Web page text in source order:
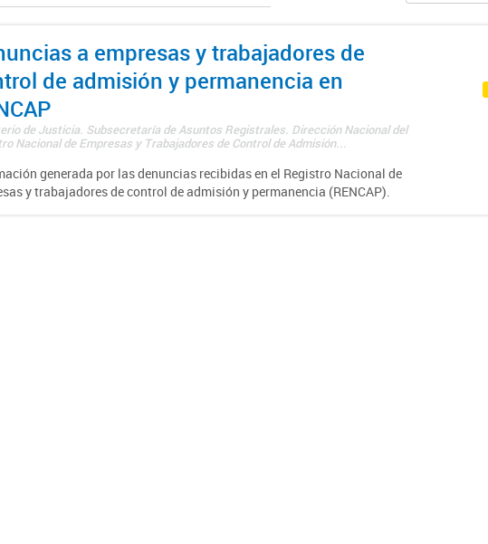
a empresas y trabajadores de
de admisión y permanencia en
de Justicia. Subsecretaría de Asuntos Registrales. Dirección Nacional del
Nacional de Empresas y Trabajadores de Control de Admisión...
generada por las denuncias recibidas en el Registro Nacional de
y trabajadores de control de admisión y permanencia (RENCAP).